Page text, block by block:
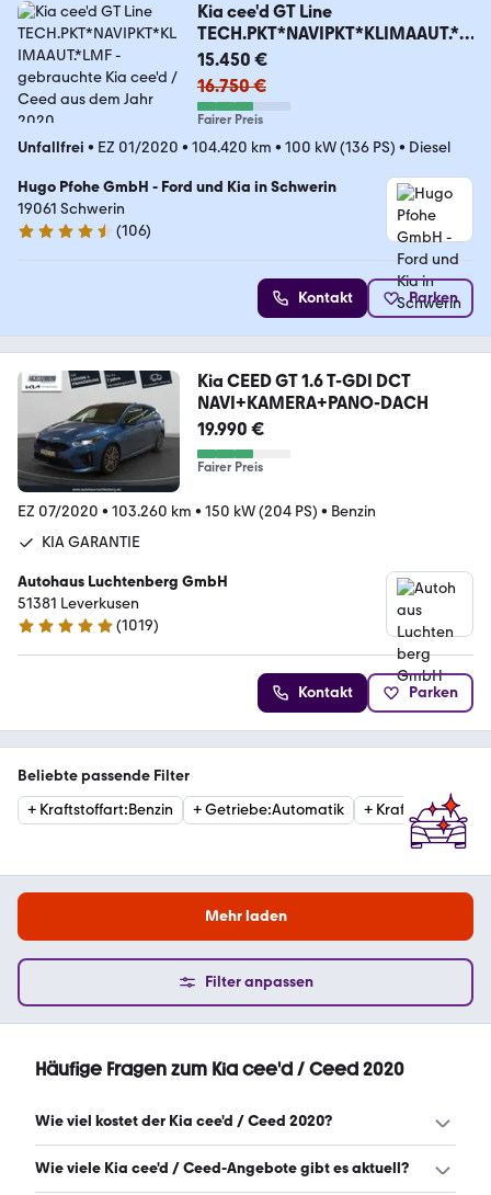
Kia cee'd GT Line
TECH.PKT*NAVIPKT*KLIMAAUT.*L
MF
15.450 €
16.750 €
Fairer Preis
Unfallfrei • EZ 01/2020 • 104.420 km • 100 kW (136 PS) • Diesel
Hugo Pfohe GmbH - Ford und Kia in Schwerin
19061 Schwerin
4.6 Sterne
(106)
Kontakt Parken
Kia CEED GT 1.6 T-GDI DCT
NAVI+KAMERA+PANO-DACH
19.990 €
Fairer Preis
EZ 07/2020 • 103.260 km • 150 kW (204 PS) • Benzin
KIA GARANTIE
Autohaus Luchtenberg GmbH
51381 Leverkusen
4.8 Sterne
(1019)
Kontakt Parken
Beliebte passende Filter
+ Kraftstoffart:Benzin +Getriebe:Automatik + Kraftstoffart
Mehr laden
Filter anpassen
Häufige Fragen zum Kia cee'd / Ceed 2020
Wie viel kostet der Kia cee'd / Ceed 2020?
Ein guter Preis für einen Kia cee'd / Ceed 2020 liegt
Wie viele Kia cee'd / Ceed-Angebote gibt es aktuell?